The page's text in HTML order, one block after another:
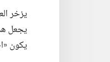
يزخر
يجعل
يكون